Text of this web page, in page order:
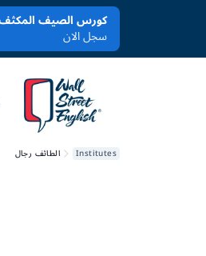
كورس الصيف
سجل الان
Institutes الطائف رجال